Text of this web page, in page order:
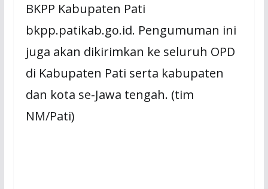
BKPP Kabupaten Pati
bkpp.patikab.go.id. Pengumuman ini
juga akan dikirimkan ke seluruh OPD
di Kabupaten Pati serta kabupaten
dan kota se-Jawa tengah. (tim
NM/Pati)